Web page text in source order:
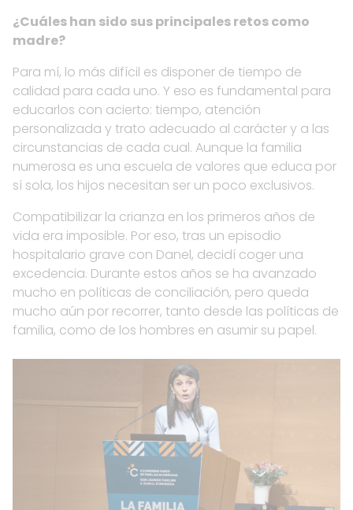
¿Cuáles han sido sus principales retos como
madre?
Para mí, lo más difícil es disponer de tiempo de
calidad para cada uno. Y eso es fundamental para
educarlos con acierto: tiempo, atención
personalizada y trato adecuado al carácter y a las
circunstancias de cada cual. Aunque la familia
numerosa es una escuela de valores que educa por
sí sola, los hijos necesitan ser un poco exclusivos.
Compatibilizar la crianza en los primeros años de
vida era imposible. Por eso, tras un episodio
hospitalario grave con Danel, decidí coger una
excedencia. Durante estos años se ha avanzado
mucho en políticas de conciliación, pero queda
mucho aún por recorrer, tanto desde las políticas de
familia, como de los hombres en asumir su papel.